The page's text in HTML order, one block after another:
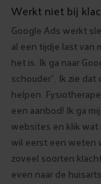
Werkt niet bij
Google Ads werkt
al een tijdje last van
het is. Ik ga naar
schouder”. Ik zie
helpen.
een aanbod! Ik ga
websites en klik wat
wil eerst een weten
zoveel soorten
even naar de